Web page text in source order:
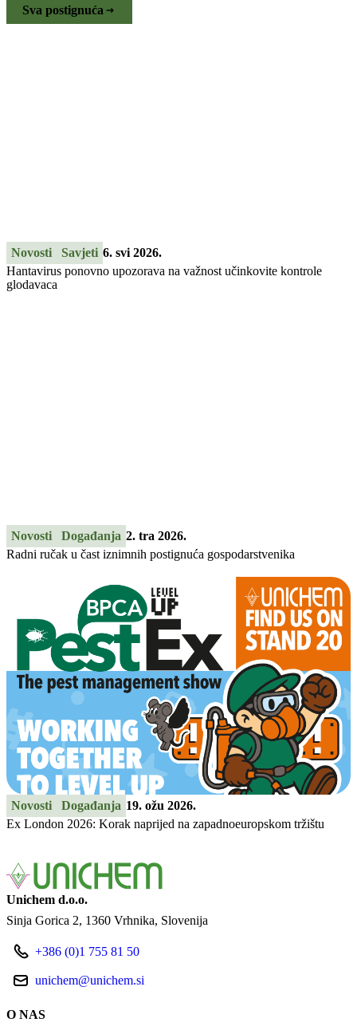
Sva postignuća
Novosti Savjeti 6. svi 2026.
Hantavirus ponovno upozorava na važnost učinkovite kontrole
glodavaca
Novosti Događanja 2. tra 2026.
Radni ručak u čast iznimnih postignuća gospodarstvenika
Novosti Događanja 19. ožu 2026.
Ex London 2026: Korak naprijed na zapadnoeuropskom tržištu
Unichem d.o.o.
Sinja Gorica 2 1360 Vrhnika Slovenija
+386 (0)1 755 81 50
unichem@unichem.si
O NAS